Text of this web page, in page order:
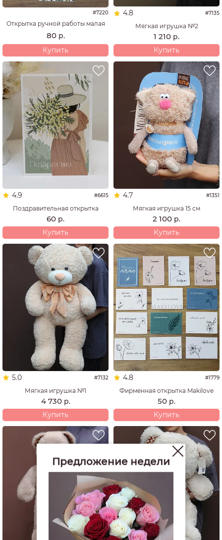
#7220
Открытка ручной работы малая
80 р.
Купить
4.8 #7135
Мягкая игрушка №2
1 210 р.
Купить
4.9 #6615
Поздравительная открытка
60 р.
Купить
4.7 #1351
Мягкая игрушка 15 см
2 100 р.
Купить
5.0 #7132
Мягкая игрушка №1
4 730 р.
Купить
4.8 #1779
Фирменная открытка Makilove
50 р.
Купить
Предложение недели